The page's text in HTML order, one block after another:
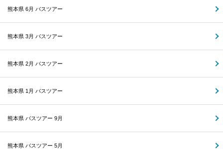
熊本県 6月 バスツアー
熊本県 3月 バスツアー
熊本県 2月 バスツアー
熊本県 1月 バスツアー
熊本県 バスツアー 9月
熊本県 バスツアー 5月